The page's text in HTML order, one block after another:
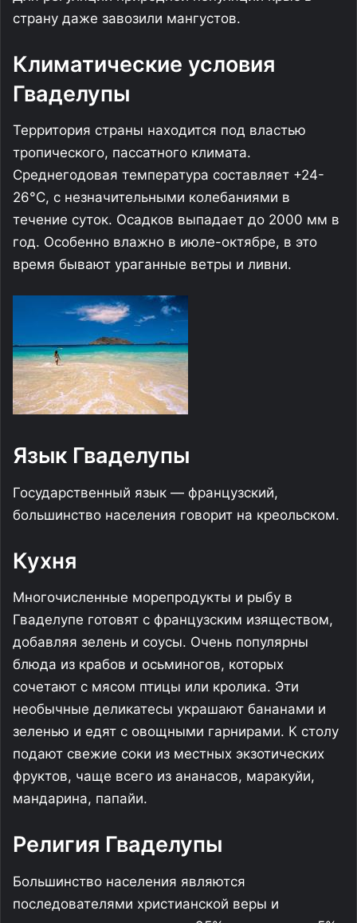
страну даже завозили мангустов.
Климатические условия
Гваделупы
Территория страны находится под властью
тропического, пассатного климата.
Среднегодовая температура составляет +24-
26°C, с незначительными колебаниями в
течение суток. Осадков выпадает до 2000 мм в
год. Особенно влажно в июле-октябре, в это
время бывают ураганные ветры и ливни.
Язык Гваделупы
Государственный язык — французский,
большинство населения говорит на креольском.
Кухня
Многочисленные морепродукты и рыбу в
Гваделупе готовят с французским изяществом,
добавляя зелень и соусы. Очень популярны
блюда из крабов и осьминогов, которых
сочетают с мясом птицы или кролика. Эти
необычные деликатесы украшают бананами и
зеленью и едят с овощными гарнирами. К столу
подают свежие соки из местных экзотических
фруктов, чаще всего из ананасов, маракуйи,
мандарина, папайи.
Религия Гваделупы
Большинство населения являются
последователями христианской веры и